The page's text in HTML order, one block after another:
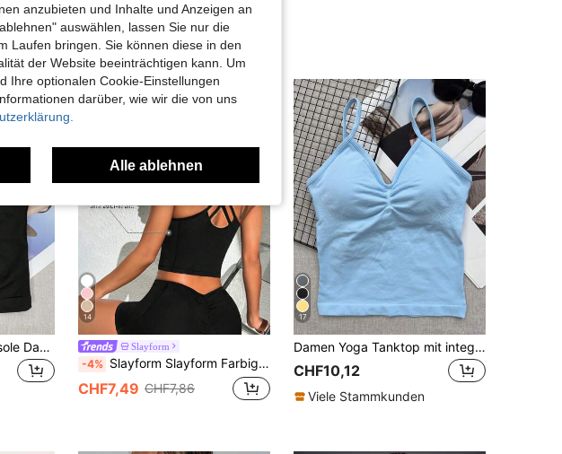
Nahtloses langes Camisole Damen Fitness Tanktop mit abnehmbarem BH, Sport Yoga Weste, Athleisure
14
Slayform
-4% Slayform Slayform Farbiges sportliches Crop Top mit eingebautem BH und Flughafen-Outfit anliegendes Shirt BH Push-up Sport-BH rückenfreier Sport-BH Sport-BH ohne Träger Sport-BH für Training
CHF7,49 CHF7,86
17
Damen Yoga Tanktop mit integrierten Cups, verstellbarem Schulterträger-Design Fitness Yoga Shirt, gerafftes Sport Tanktop für Fitnessstudio Training
CHF10,12
Viele Stammkunden
anzubieten und Inhalte und Anzeigen an
auswählen, lassen Sie nur die
Laufen bringen. Sie können diese in den
der Website beeinträchtigen kann. Um
Ihre optionalen Cookie-Einstellungen
darüber, wie wir die von uns
Alle ablehnen